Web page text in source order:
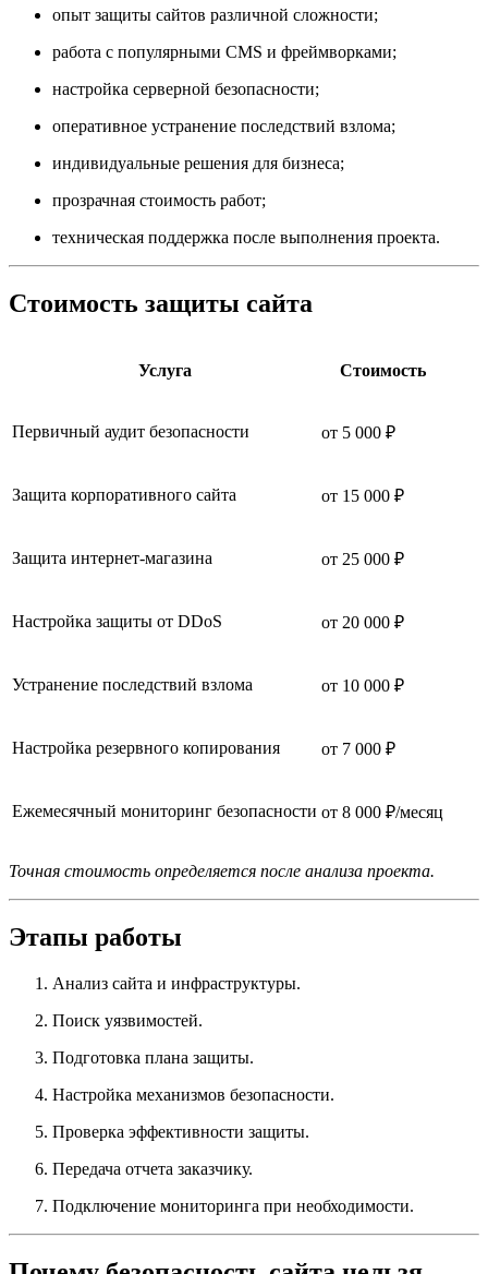
опыт защиты сайтов различной сложности;
работа с популярными CMS и фреймворками;
настройка серверной безопасности;
оперативное устранение последствий взлома;
индивидуальные решения для бизнеса;
прозрачная стоимость работ;
техническая поддержка после выполнения проекта.
Стоимость защиты сайта
Услуга Стоимость
Первичный аудит безопасности от 5 000 ₽
Защита корпоративного сайта от 15 000 ₽
Защита интернет-магазина от 25 000 ₽
Настройка защиты от DDoS от 20 000 ₽
Устранение последствий взлома от 10 000 ₽
Настройка резервного копирования от 7 000 ₽
Ежемесячный мониторинг безопасности от 8 000 ₽/месяц
Точная стоимость определяется после анализа проекта.
Этапы работы
Анализ сайта и инфраструктуры.
Поиск уязвимостей.
Подготовка плана защиты.
Настройка механизмов безопасности.
Проверка эффективности защиты.
Передача отчета заказчику.
Подключение мониторинга при необходимости.